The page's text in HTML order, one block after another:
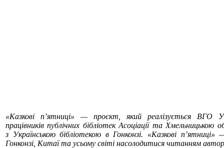
«Казкові пʼятниці» — проєкт, який реалізується ВГО
працівників публічних бібліотек Асоціації та Хмельницькою
з Українською бібліотекою в Гонконзі. «Казкові
Гонконзі, Китаї та усьому світі насолодитися читанням